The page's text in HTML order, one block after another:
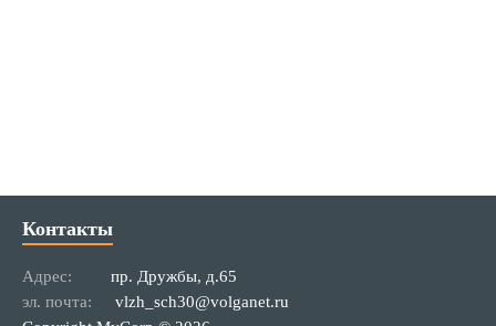
Контакты
Адрес:
пр. Дружбы, д.65
эл. почта:
vlzh_sch30@volganet.ru